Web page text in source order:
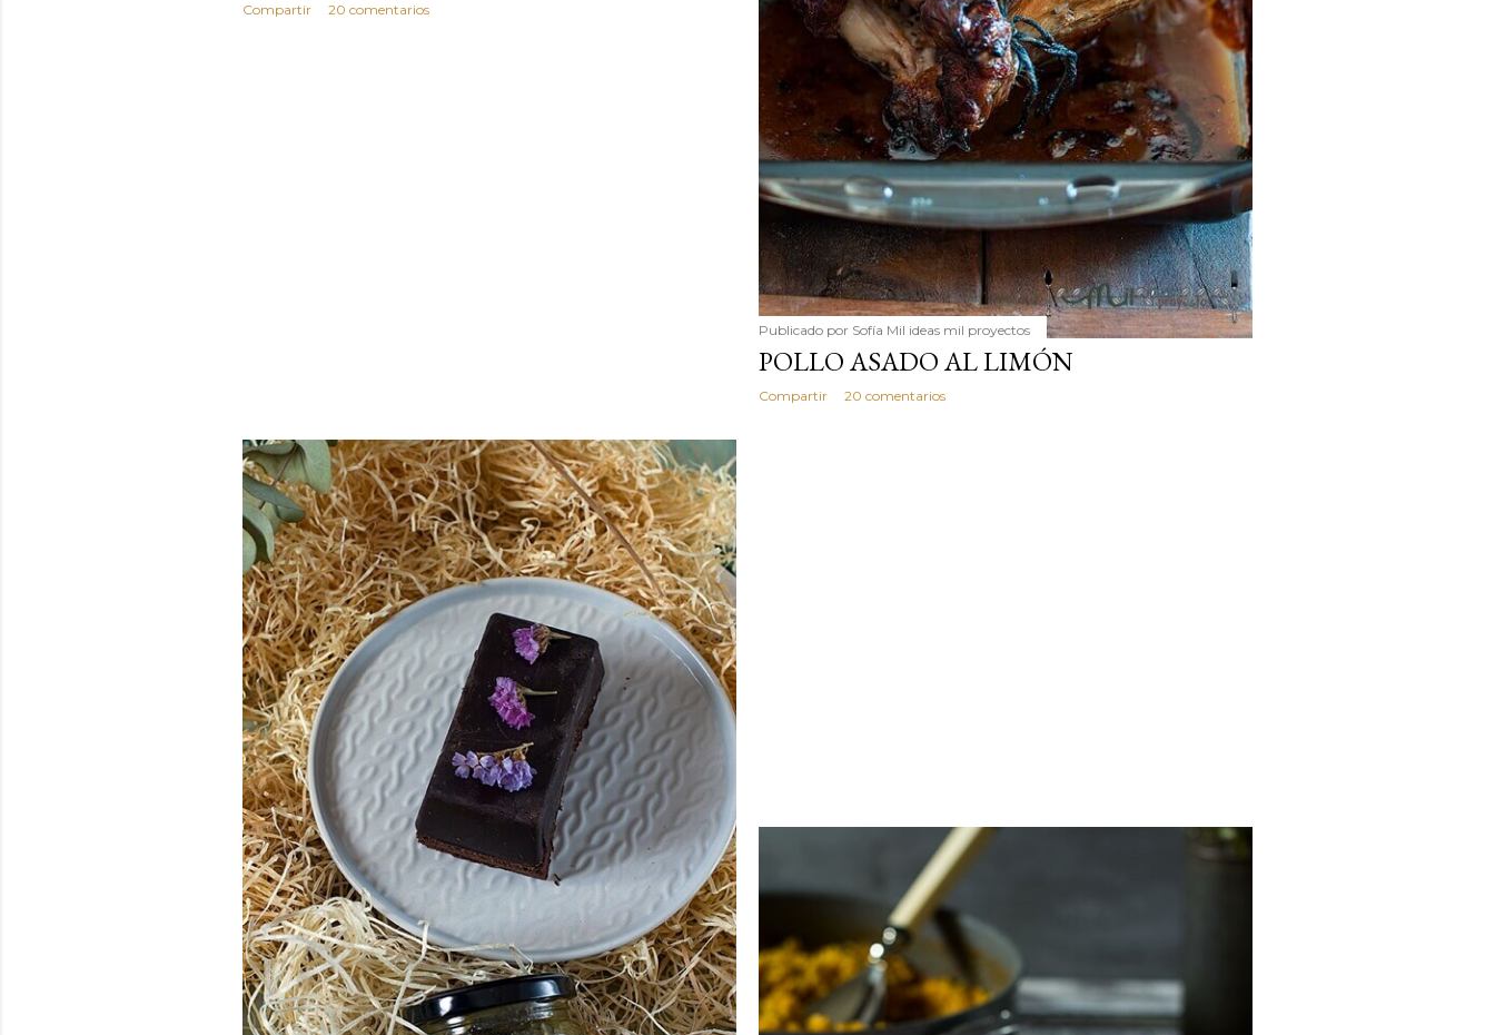
Compartir 20 comentarios
Publicado por Sofía Mil ideas mil proyectos
POLLO ASADO AL LIMÓN
Compartir 20 comentarios